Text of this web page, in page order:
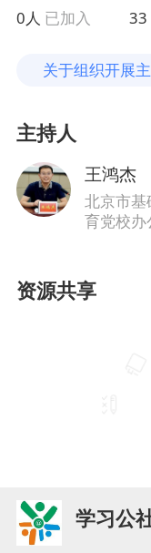
0人 已加入 33
主持人
王鸿杰
北京市
育党校
教师继续
号：中小
资源共享
学习公